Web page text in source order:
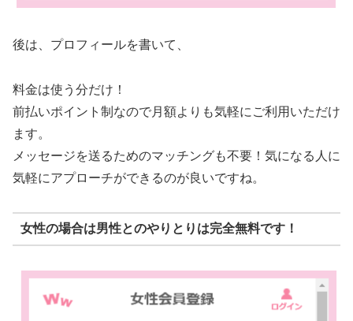
後は、プロフィールを書いて、
料金は使う分だけ！
前払いポイント制なので月額よりも気軽にご利用いただけ
ます。
メッセージを送るためのマッチングも不要！気になる人に
気軽にアプローチができるのが良いですね。
女性の場合は男性とのやりとりは完全無料です！